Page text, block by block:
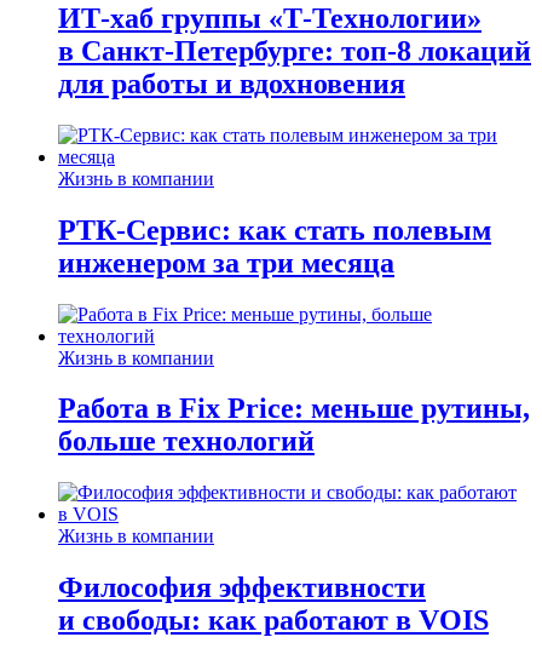
ИТ-хаб группы «Т-Технологии»
в Санкт-Петербурге: топ-8 локаций
для работы и вдохновения
Жизнь в компании
РТК-Сервис: как стать полевым
инженером за три месяца
Жизнь в компании
Работа в Fix Price: меньше рутины,
больше технологий
Жизнь в компании
Философия эффективности
и свободы: как работают в VOIS